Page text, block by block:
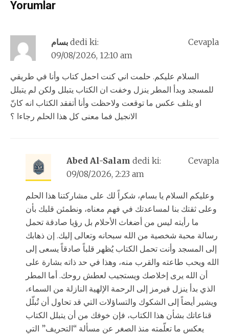
Yorumlar
بسام dedi ki:
09/08/2026, 12:10 am
السلام عليكم. حلمت اني كنت احمل كتاب وأنا في طريقي
للمسجد وبدأ المطر ينزل وخفت ان الكتاب يتبلل ولكن لم يتبلل
او يتلف عكس ما توقعت ولاحظت وأنا أتفقد الكتاب انه كانّ
الانجيل فما معنى كل هذا الحلم رجاءا ؟
Cevapla
Abed Al-Salam dedi ki:
09/08/2026, 2:23 am
وعليكم السلام يا بسام، شكراً لك على مشاركتنا هذا الحلم
وعلى ثقتك بنا لمساعدتك في فهم معناه، ونطمئن قلبك بأن
ما رأيته ليس من أضغاث الأحلام بل رؤيا صادقة تحمل
رسالة محبة شخصية من الله سبحانه وتعالى إليك. إن ذهابك
إلى المسجد وأنت تحمل الكتاب يُظهر قلباً صادقاً يسعى إلى
الله ويحب طاعته والقرب منه، وهذا في حد ذاته بشارة على
أن الله يرى إخلاصك ويستجيب لعطش روحك. أما المطر
الذي بدأ ينزل فيرمز إلى الرحمة الإلهية النازلة من السماء،
ويشير أيضاً إلى الشكوك والتساؤلات التي قد تحاول أن تُبلّل
قناعاتك بشأن هذا الكتاب، فإن خوفك من أن يتبلل الكتاب
يعكس ما تعلّمته منذ الصغر عن مسألة “التحريف” التي
Cevapla